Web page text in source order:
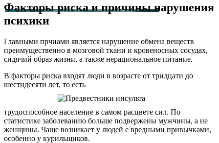
Факторы риска и причины нарушения
психики
Главными прчиами является нарушение обмена веществ
преимущественно в мозговой ткани и кровеносных сосудах,
сидячий образ жизни, а также нерациональное питание.
В факторы риска входят люди в возрасте от тридцати до
шестидесяти лет, то есть
трудоспособное население в самом расцвете сил. По
статистике заболеванию больше подвержены мужчины, а не
женщины. Чаще возникает у людей с вредными привычками,
особенно у курильщиков.